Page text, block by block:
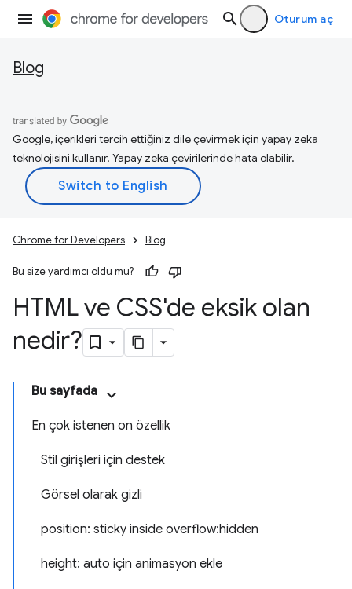
Oturum aç
Blog
Google, içerikleri tercih ettiğiniz dile çevirmek için yapay zeka
teknolojisini kullanır. Yapay zeka çevirilerinde hata olabilir.
Chrome for Developers Blog
Bu size yardımcı oldu mu?
HTML ve CSS'de eksik olan
nedir?
Bu sayfada
En çok istenen on özellik
Stil girişleri için destek
Görsel olarak gizli
position: sticky inside overflow:hidden
height: auto için animasyon ekle